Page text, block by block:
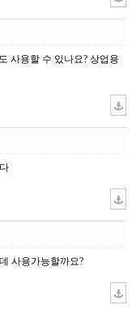
사용할 수 있나요? 상업용
사용가능할까요?